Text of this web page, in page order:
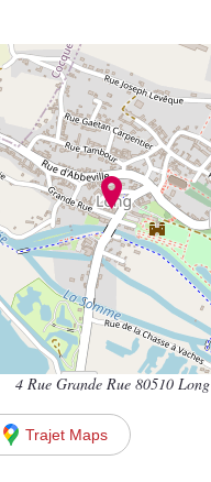
4 Rue Grande Rue 80510 Long
Trajet Maps